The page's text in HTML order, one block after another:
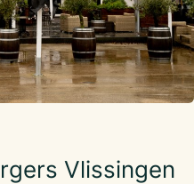
Vlissingen